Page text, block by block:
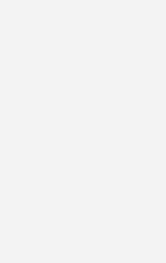
ausgeformten
gibt es die
als befliesbare Variante – für
im Duschbereich. Sie wird